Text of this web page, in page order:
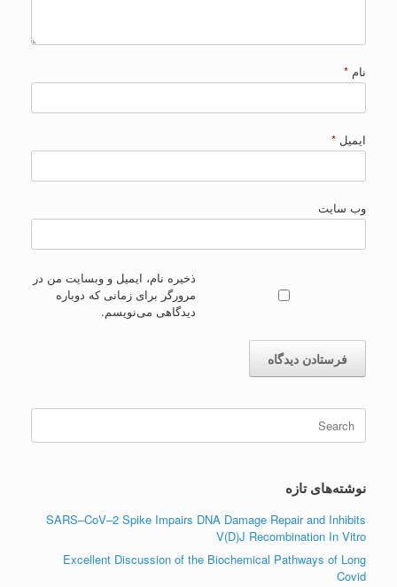
نام *
ایمیل *
وب‌ سایت
ذخیره نام، ایمیل و وبسایت من در
مرورگر برای زمانی که دوباره
دیدگاهی می‌نویسم.
Search
for:
نوشته‌های تازه
SARS–CoV–2 Spike Impairs DNA Damage Repair and Inhibits
V(D)J Recombination In Vitro
Excellent Discussion of the Biochemical Pathways of Long
Covid